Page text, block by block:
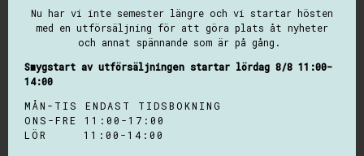
skapar vi inredningsmiljöer att trivas i länge!
Oavsett om det handlar om att skapa en
stimulerande och kreativ kontorsmiljö eller få till
exakt den känslan du är ute efter i ditt hem så
hjälper vi gärna till. Välkommen att kontakta oss
Att vi är ett Martela Center betyder att vi är ett
fristående företag och representerar Martela i
Nu har vi inte semester längre och vi startar hösten
med en utförsäljning för att göra plats åt nyheter
och annat spännande som är på gång.
Smygstart av utförsäljningen startar lördag 8/8 11:00-
14:00
MÅN-TIS ENDAST TIDSBOKNING
ONS-FRE 11:00-17:00
LÖR 11:00-14:00